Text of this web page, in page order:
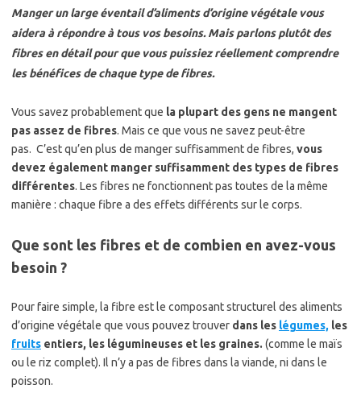
Manger un large éventail d’aliments d’origine végétale vous
aidera à répondre à tous vos besoins. Mais parlons plutôt des
fibres en détail pour que vous puissiez réellement comprendre
les bénéfices de chaque type de fibres.
Vous savez probablement que la plupart des gens ne mangent
pas assez de fibres. Mais ce que vous ne savez peut-être
pas. C’est qu’en plus de manger suffisamment de fibres, vous
devez également manger suffisamment des types de fibres
différentes. Les fibres ne fonctionnent pas toutes de la même
manière : chaque fibre a des effets différents sur le corps.
Que sont les fibres et de combien en avez-vous
besoin ?
Pour faire simple, la fibre est le composant structurel des aliments
d’origine végétale que vous pouvez trouver dans les légumes, les
fruits entiers, les légumineuses et les graines. (comme le maïs
ou le riz complet). Il n’y a pas de fibres dans la viande, ni dans le
poisson.